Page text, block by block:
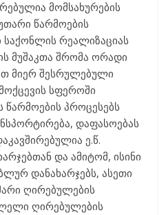
მომსახურების
წარმოების
საქონლის რეალიზაციას
მუშაკთა შრომა ორადი
მიერ შესრულებული
სფეროში
პროცესებს
დაფასოებას
ე.წ.
და ამიტომ, ისინი
დანახარჯებს, ასეთი
ღირებულების
ღირებულების